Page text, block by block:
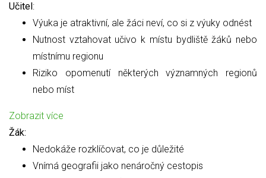
Učitel :
Výuka je atraktivní, ale žáci neví, co si z výuky odnést
Nutnost vztahovat učivo k místu bydliště žáků nebo
místnímu regionu
Riziko opomenutí některých významných regionů
nebo míst
Zobrazit více
Žák:
Nedokáže rozklíčovat, co je důležité
Vnímá geografii jako nenáročný cestopis